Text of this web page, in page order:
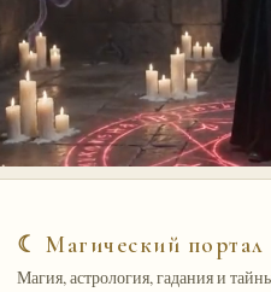
☾ Магический портал
Магия, астрология, гадания и